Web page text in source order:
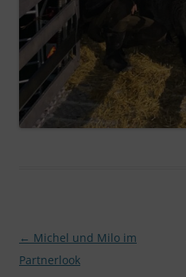
Beitragsnavigation
← Michel und Milo im
Partnerlook